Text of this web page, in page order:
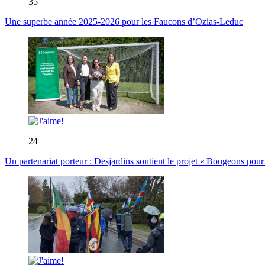
Une superbe année 2025-2026 pour les Faucons d’Ozias-Leduc
24
Un partenariat porteur : Desjardins soutient le projet « Bougeons